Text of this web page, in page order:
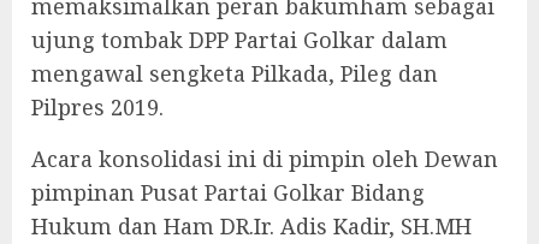
memaksimalkan peran bakumham sebagai
ujung tombak DPP Partai Golkar dalam
mengawal sengketa Pilkada, Pileg dan
Pilpres 2019.
Acara konsolidasi ini di pimpin oleh Dewan
pimpinan Pusat Partai Golkar Bidang
Hukum dan Ham DR.Ir. Adis Kadir, SH.MH